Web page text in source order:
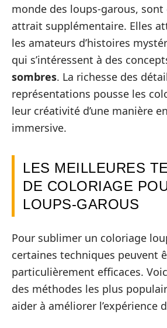
monde des loups-garous,
attrait supplémentaire. Elles
les amateurs d’histoires
qui s’intéressent à des
sombres. La richesse des
représentations pousse les
leur créativité d’une manière
immersive.
LES MEILLEURES
DE COLORIAGE
LOUPS-GAROUS
Pour sublimer un coloriage
certaines techniques peuvent
particulièrement efficaces.
des méthodes les plus
aider à améliorer l’expérience